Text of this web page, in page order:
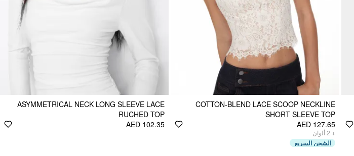
COTTON-BLEND LACE SCOOP NECKLINE
SHORT SLEEVE TOP
AED 127.65
+
2ألوان
الشحن السريع
ASYMMETRICAL NECK LONG SLEEVE LACE
RUCHED TOP
AED 102.35